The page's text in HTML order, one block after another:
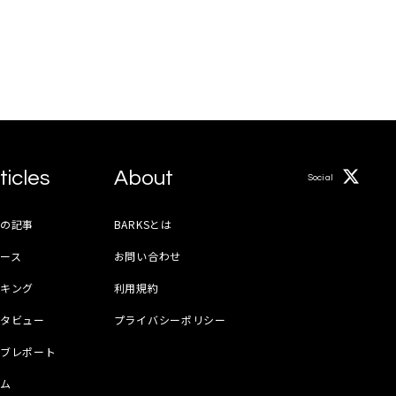
記事
ス
ング
ビュー
レポート
About
BARKSとは
お問い合わせ
利用規約
プライバシーポリシー
Social